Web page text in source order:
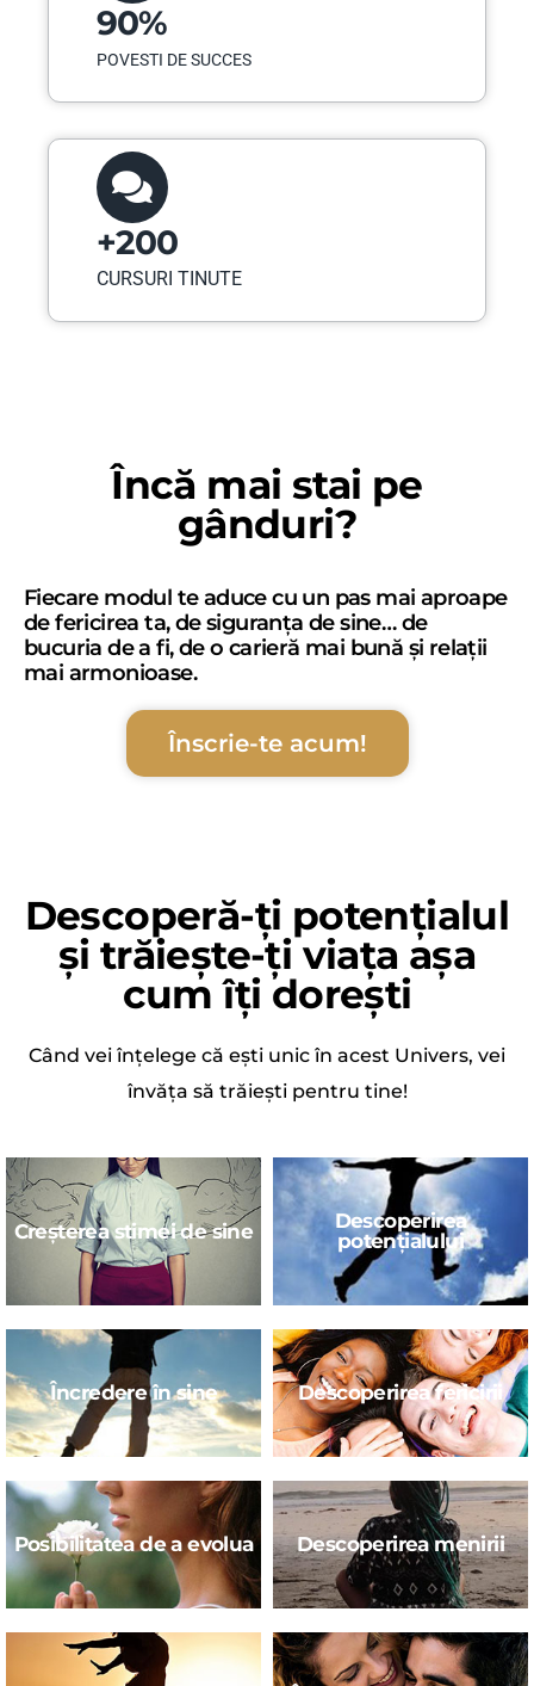
90%
POVESTI DE SUCCES
+200
CURSURI TINUTE
Încă mai stai pe
gânduri?
Fiecare modul te aduce cu un pas mai aproape
de fericirea ta, de siguranța de sine… de
bucuria de a fi, de o carieră mai bună și relații
mai armonioase.
Înscrie-te acum!
Descoperă-ți potențialul
și trăiește-ți viața așa
cum îți dorești
Când vei înțelege că ești unic în acest Univers, vei
învăța să trăiești pentru tine!
Creșterea stimei de sine
Descoperirea
potențialului
Încredere în sine Descoperirea fericirii
Posibilitatea de a evolua Descoperirea menirii